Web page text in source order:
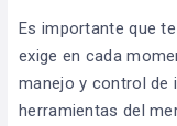
Es importante que
exige en cada
manejo y control de
herramientas del